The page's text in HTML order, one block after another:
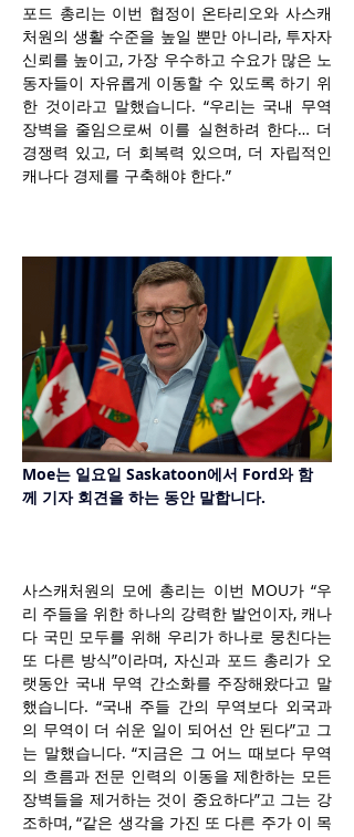
포드 총리는 이번 협정이 온타리오와 사스캐
처원의 생활 수준을 높일 뿐만 아니라, 투자자
신뢰를 높이고, 가장 우수하고 수요가 많은 노
동자들이 자유롭게 이동할 수 있도록 하기 위
한 것이라고 말했습니다. “우리는 국내 무역
장벽을 줄임으로써 이를 실현하려 한다… 더
경쟁력 있고, 더 회복력 있으며, 더 자립적인
캐나다 경제를 구축해야 한다.”
Moe는 일요일 Saskatoon에서 Ford와 함
께 기자 회견을 하는 동안 말합니다.
사스캐처원의 모에 총리는 이번 MOU가 “우
리 주들을 위한 하나의 강력한 발언이자, 캐나
다 국민 모두를 위해 우리가 하나로 뭉친다는
또 다른 방식”이라며, 자신과 포드 총리가 오
랫동안 국내 무역 간소화를 주장해왔다고 말
했습니다. “국내 주들 간의 무역보다 외국과
의 무역이 더 쉬운 일이 되어선 안 된다”고 그
는 말했습니다. “지금은 그 어느 때보다 무역
의 흐름과 전문 인력의 이동을 제한하는 모든
장벽들을 제거하는 것이 중요하다”고 그는 강
조하며, “같은 생각을 가진 또 다른 주가 이 목